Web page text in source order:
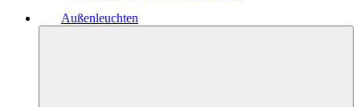
Außenleuchten